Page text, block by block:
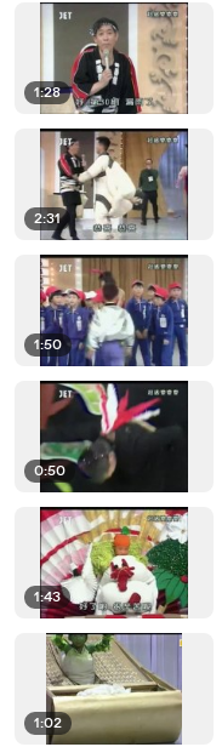
1:28
2:31
1:50
0:50
1:43
1:02